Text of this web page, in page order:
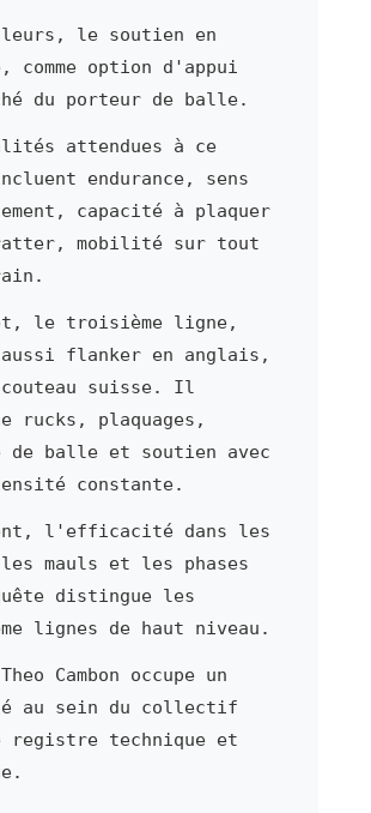
le soutien en
comme option d'appui
du porteur de balle.
attendues à ce
endurance, sens
capacité à plaquer
mobilité sur tout
le troisième ligne,
aussi flanker en anglais,
suisse. Il
rucks, plaquages,
de balle et soutien avec
constante.
l'efficacité dans les
mauls et les phases
distingue les
lignes de haut niveau.
Cambon occupe un
au sein du collectif
registre technique et